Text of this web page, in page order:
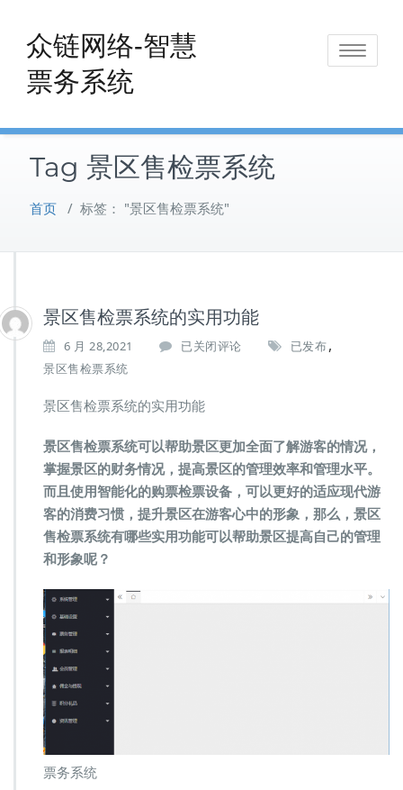
content
众链网络-智慧
票务系统
Toggle
Tag 景区售检票系统
首页 / 标签： "景区售检票系统"
景区售检票系统的实用功能
6 月 28,2021
景
检
票
系
统
的
实
用
功
能
已关闭评论 已发布,
景区售检票系统
景区售检票系统的实用功能
景区售检票系统可以帮助景区更加全面了解游客的情况，
掌握景区的财务情况，提高景区的管理效率和管理水平。
而且使用智能化的购票检票设备，可以更好的适应现代游
客的消费习惯，提升景区在游客心中的形象，那么，景区
售检票系统有哪些实用功能可以帮助景区提高自己的管理
和形象呢？
票务系统